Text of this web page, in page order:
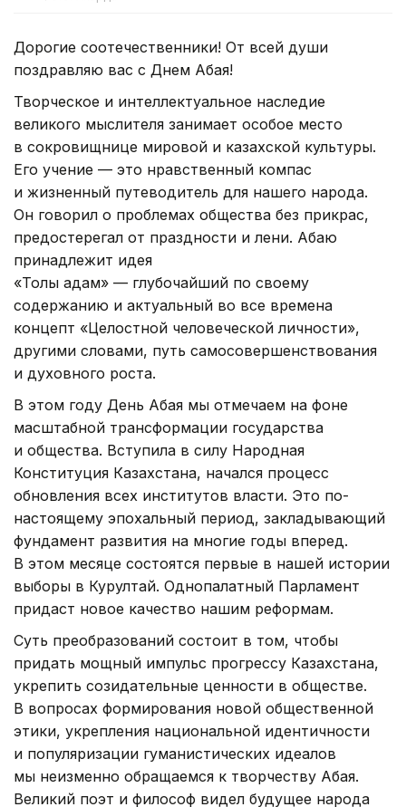
Дорогие соотечественники! От всей души
поздравляю вас с Днем Абая!
Творческое и интеллектуальное наследие
великого мыслителя занимает особое место
в сокровищнице мировой и казахской культуры.
Его учение — это нравственный компас
и жизненный путеводитель для нашего народа.
Он говорил о проблемах общества без прикрас,
предостерегал от праздности и лени. Абаю
принадлежит идея
«Толық адам» — глубочайший по своему
содержанию и актуальный во все времена
концепт «Целостной человеческой личности»,
другими словами, путь самосовершенствования
и духовного роста.
В этом году День Абая мы отмечаем на фоне
масштабной трансформации государства
и общества. Вступила в силу Народная
Конституция Казахстана, начался процесс
обновления всех институтов власти. Это по-
настоящему эпохальный период, закладывающий
фундамент развития на многие годы вперед.
В этом месяце состоятся первые в нашей истории
выборы в Курултай. Однопалатный Парламент
придаст новое качество нашим реформам.
Суть преобразований состоит в том, чтобы
придать мощный импульс прогрессу Казахстана,
укрепить созидательные ценности в обществе.
В вопросах формирования новой общественной
этики, укрепления национальной идентичности
и популяризации гуманистических идеалов
мы неизменно обращаемся к творчеству Абая.
Великий поэт и философ видел будущее народа